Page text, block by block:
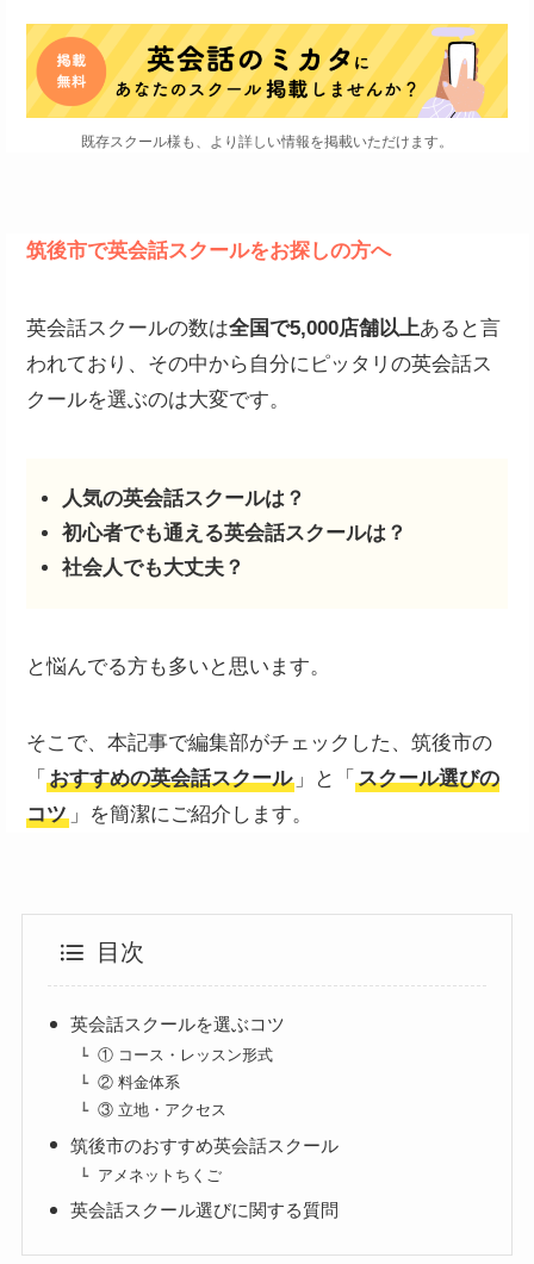
既存スクール様も、より詳しい情報を掲載いただけます。
筑後市で英会話スクールをお探しの方へ
英会話スクールの数は全国で5,000店舗以上あると言
われており、その中から自分にピッタリの英会話ス
クールを選ぶのは大変です。
人気の英会話スクールは？
初心者でも通える英会話スクールは？
社会人でも大丈夫？
と悩んでる方も多いと思います。
そこで、本記事で編集部がチェックした、筑後市の
「おすすめの英会話スクール 」と「スクール選びの
コツ 」を簡潔にご紹介します。
目次
英会話スクールを選ぶコツ
① コース・レッスン形式
② 料金体系
③ 立地・アクセス
筑後市のおすすめ英会話スクール
アメネットちくご
英会話スクール選びに関する質問